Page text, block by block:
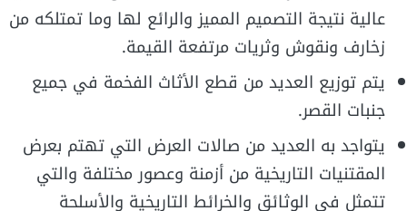
عالية نتيجة التصميم المميز والرائع لها وما تمتلكه من
زخارف ونقوش وثريات مرتفعة القيمة.
يتم توزيع العديد من قطع الأثاث الفخمة في جميع
جنبات القصر.
يتواجد به العديد من صالات العرض التي تهتم بعرض
المقتنيات التاريخية من أزمنة وعصور مختلفة والتي
تتمثل في الوثائق والخرائط التاريخية والأسلحة